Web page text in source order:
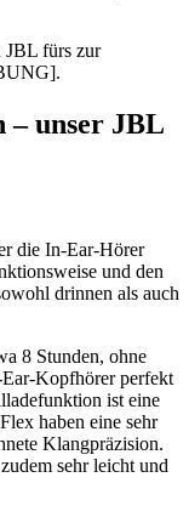
JBL fürs zur
– unser JBL
die In-Ear-Hörer
und den
drinnen als auch
8 Stunden, ohne
Kopfhörer perfekt
ist eine
haben eine sehr
Klangpräzision.
sehr leicht und